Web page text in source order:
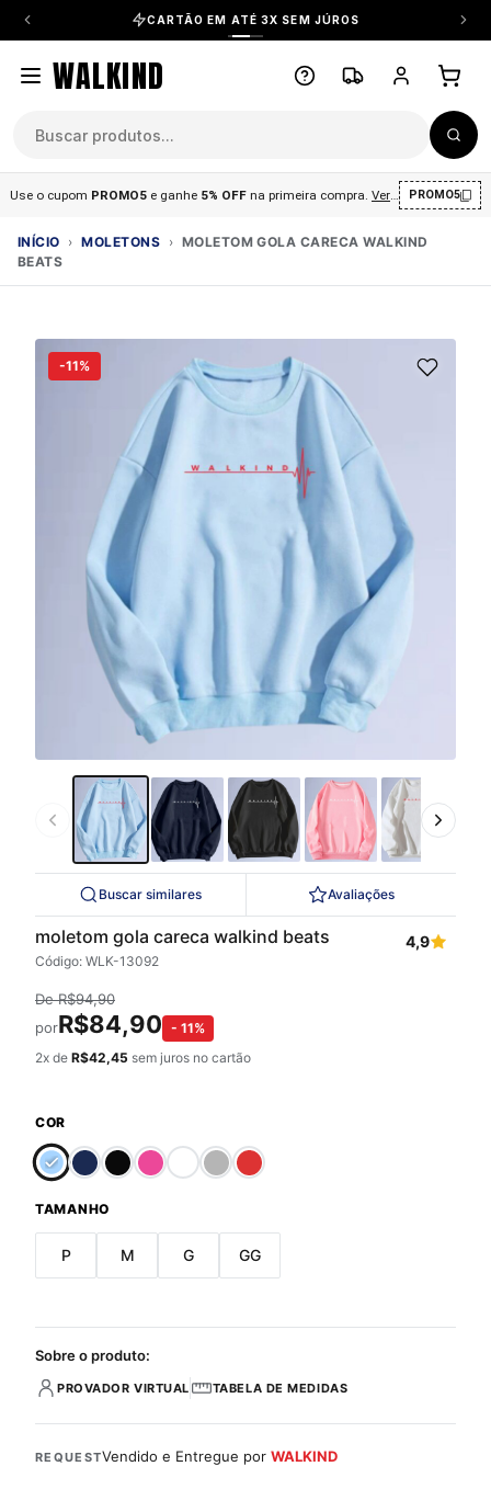
CARTÃO EM ATÉ 3X SEM JÚROS
WALKIND
Use o cupom PROMO5 e ganhe 5% OFF na primeira compra Ver condições .
PROMO5
INÍCIO › MOLETONS › MOLETOM GOLA CARECA WALKIND
BEATS
-11%
Buscar similares Avaliações
moletom gola careca walkind beats
Código: WLK-13092
4,9
DeR$94,90
porR$84,90 - 11%
2x de R$42,45 sem juros no cartão
COR
TAMANHO
P M G GG
Sobre o produto:
PROVADOR VIRTUAL TABELA DE MEDIDAS
REQUESTVendido e Entregue porWALKIND